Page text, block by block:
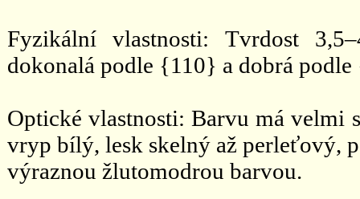
Fyzikální vlastnosti: Tvrdost
dokonalá podle {110} a dobrá
Optické vlastnosti: Barvu má velmi
vryp bílý, lesk skelný až perleťový,
výraznou žlutomodrou barvou.